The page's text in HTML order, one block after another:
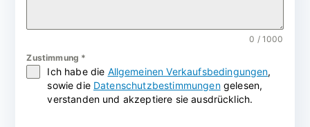
0 / 1000
Zustimmung *
Ich habe die Allgemeinen Verkaufsbedingungen,
sowie die Datenschutzbestimmungengelesen,
verstanden und akzeptiere sie ausdrücklich.